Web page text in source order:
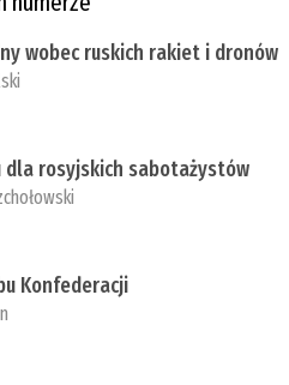
wobec ruskich rakiet i dronów
dla rosyjskich sabotażystów
Konfederacji